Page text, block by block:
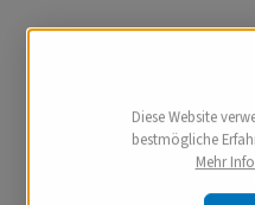
Diese Website
bestmögliche
Mehr